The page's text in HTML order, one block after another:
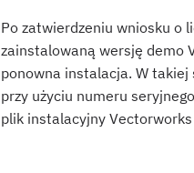
Po zatwierdzeniu wniosku o
zainstalowaną wersję demo
ponowna instalacja. W
przy użyciu numeru
plik instalacyjny